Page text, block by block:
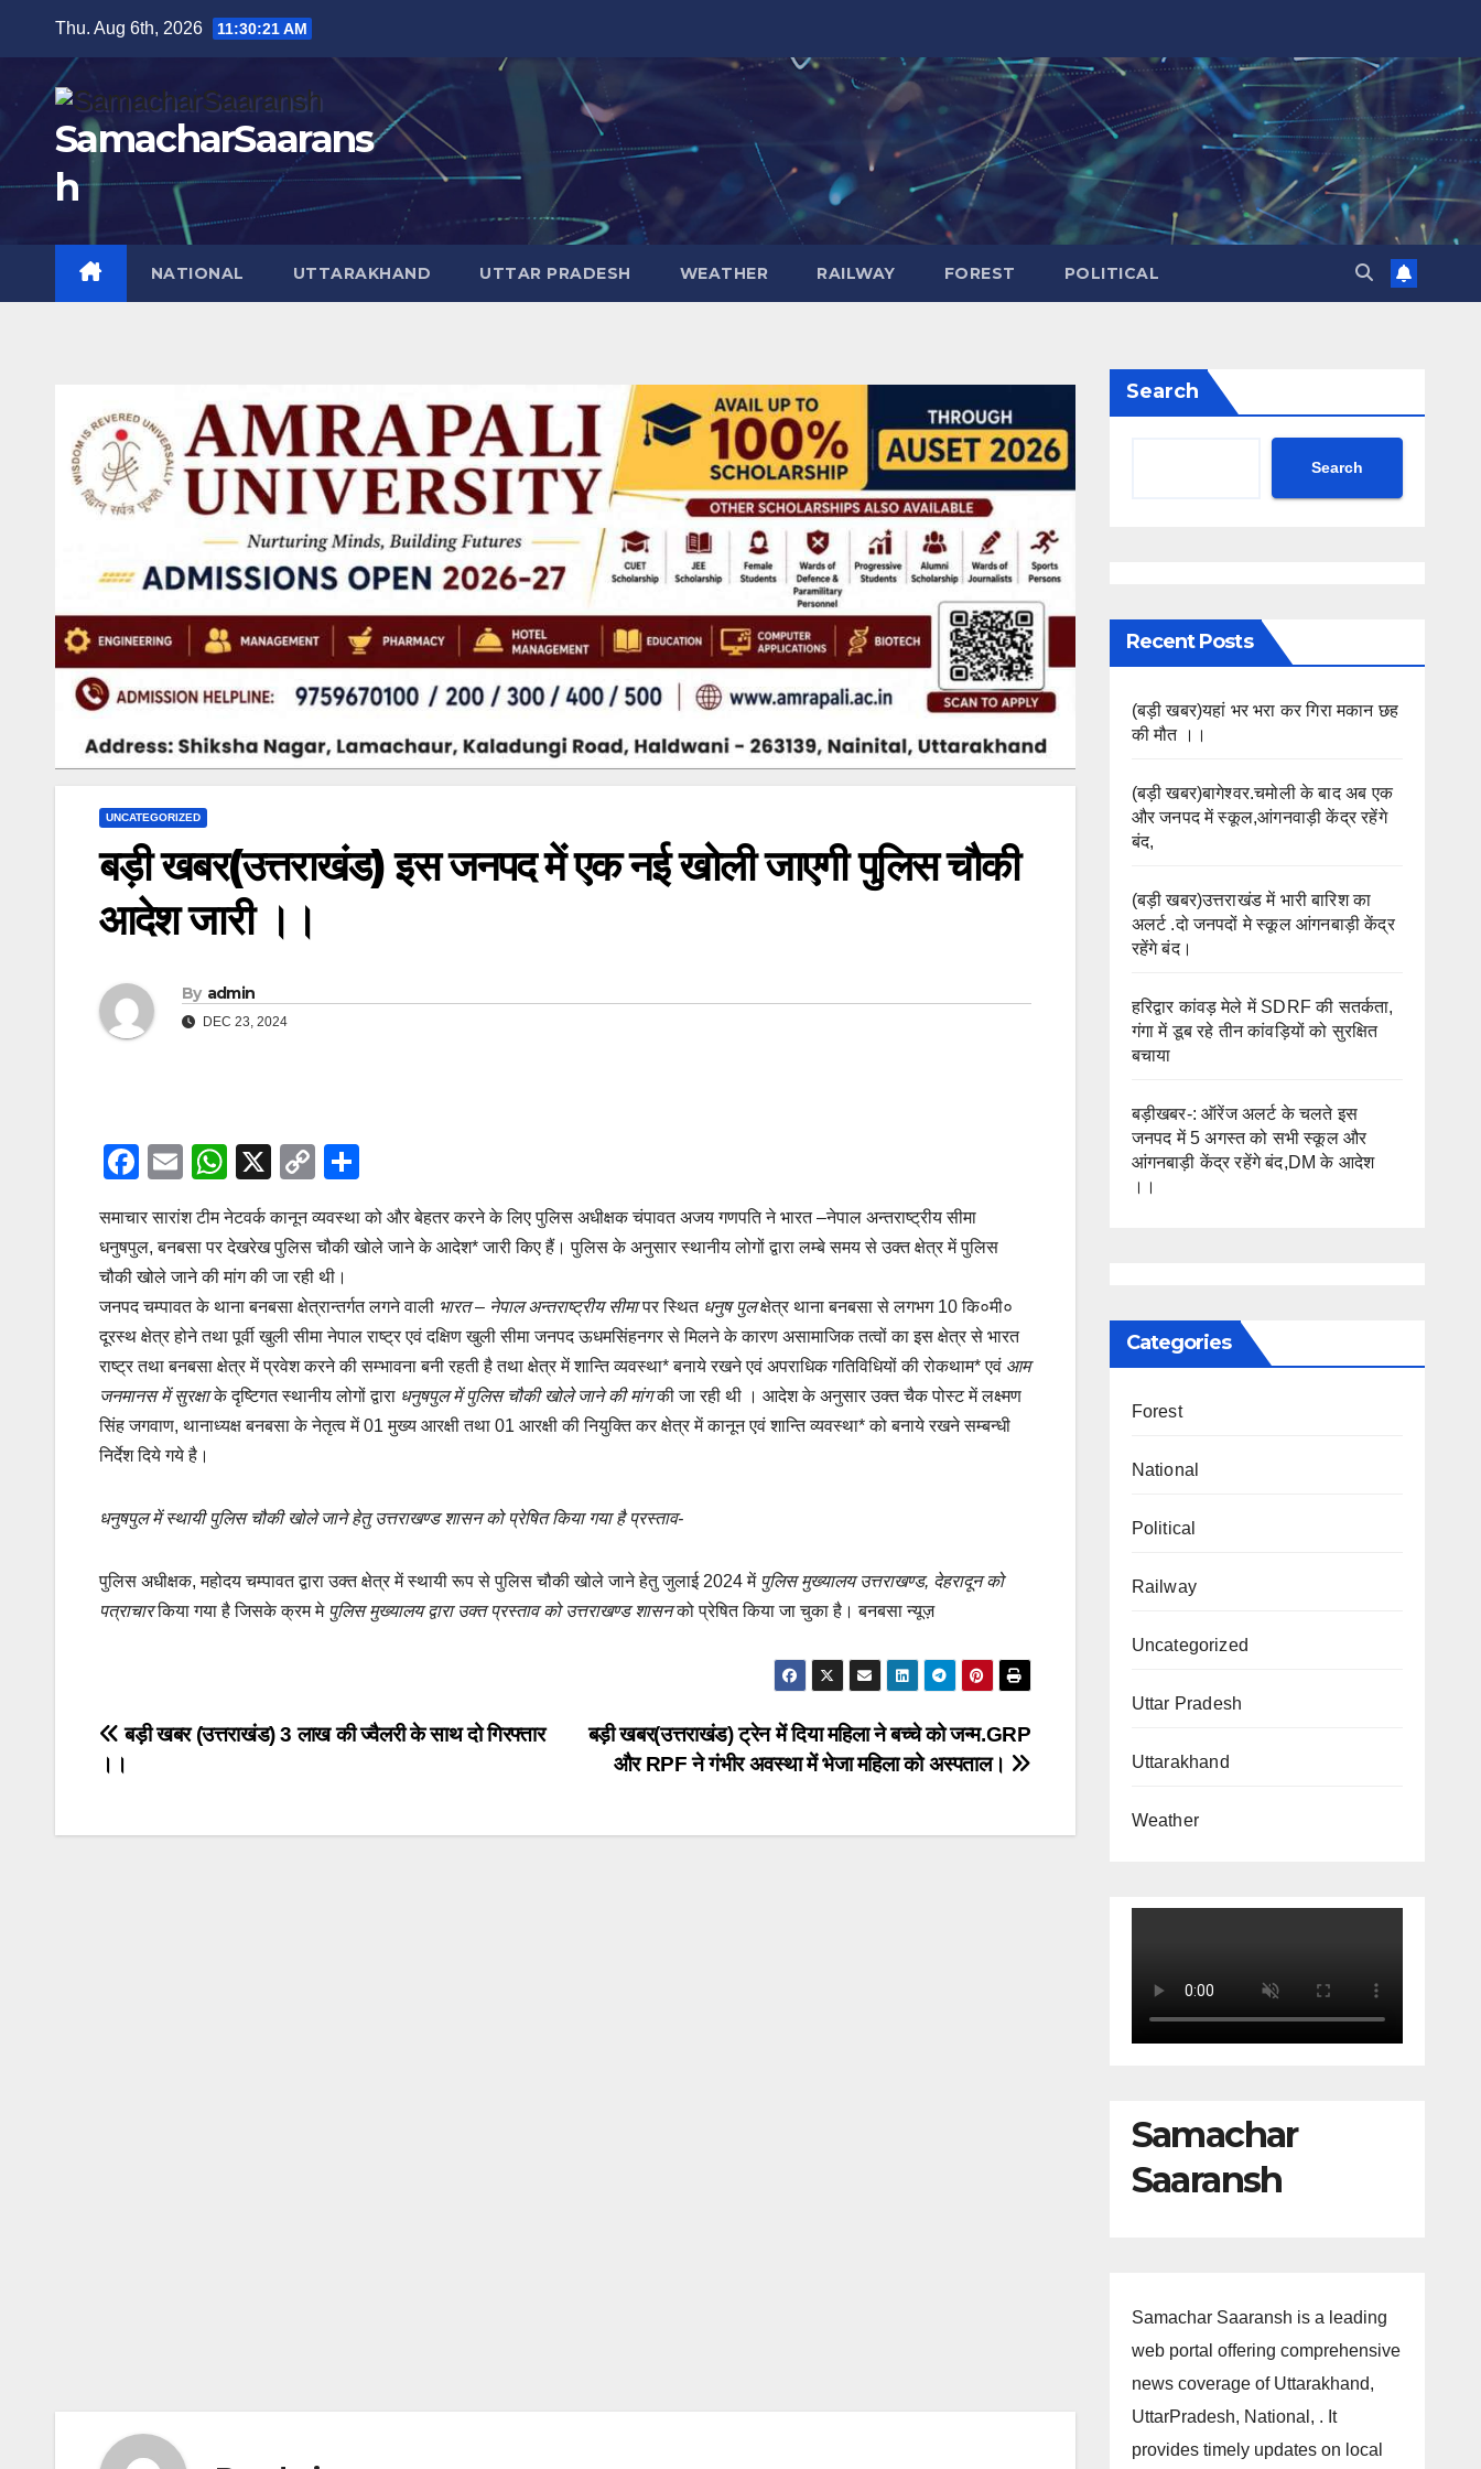
content
Thu. Aug 6th, 2026 11:30:22 AM
SamacharSaarans
h
NATIONAL UTTARAKHAND UTTAR PRADESH WEATHER RAILWAY FOREST POLITICAL
UNCATEGORIZED
बड़ी खबर(उत्तराखंड) इस जनपद में एक नई खोली जाएगी पुलिस चौकी
आदेश जारी ।।
By admin
DEC 23, 2024
F
c
e
b
o
o
k
E
ail
W
h
at
s
A
p
p
X
C
p
y
Li
n
k
h
ar
समाचार सारांश टीम नेटवर्क कानून व्यवस्था को और बेहतर करने के लिए पुलिस अधीक्षक चंपावत अजय गणपति ने भारत –नेपाल अन्तराष्ट्रीय सीमा
धनुषपुल, बनबसा पर देखरेख पुलिस चौकी खोले जाने के आदेश* जारी किए हैं। पुलिस के अनुसार स्थानीय लोगों द्वारा लम्बे समय से उक्त क्षेत्र में पुलिस
चौकी खोले जाने की मांग की जा रही थी।
जनपद चम्पावत के थाना बनबसा क्षेत्रान्तर्गत लगने वाली भारत – नेपाल अन्तराष्ट्रीय सीमापर स्थित धनुष पुलक्षेत्र थाना बनबसा से लगभग 10 कि०मी०
दूरस्थ क्षेत्र होने तथा पूर्वी खुली सीमा नेपाल राष्ट्र एवं दक्षिण खुली सीमा जनपद ऊधमसिंहनगर से मिलने के कारण असामाजिक तत्वों का इस क्षेत्र से भारत
राष्ट्र तथा बनबसा क्षेत्र में प्रवेश करने की सम्भावना बनी रहती है तथा क्षेत्र में शान्ति व्यवस्था* बनाये रखने एवं अपराधिक गतिविधियों की रोकथाम* एवं आम
जनमानस में सुरक्षाके दृष्टिगत स्थानीय लोगों द्वारा धनुषपुल में पुलिस चौकी खोले जाने की मांगकी जा रही थी । आदेश के अनुसार उक्त चैक पोस्ट में लक्ष्मण
सिंह जगवाण, थानाध्यक्ष बनबसा के नेतृत्व में 01 मुख्य आरक्षी तथा 01 आरक्षी की नियुक्ति कर क्षेत्र में कानून एवं शान्ति व्यवस्था* को बनाये रखने सम्बन्धी
निर्देश दिये गये है।
धनुषपुल में स्थायी पुलिस चौकी खोले जाने हेतु उत्तराखण्ड शासन को प्रेषित किया गया है प्रस्ताव-
पुलिस अधीक्षक, महोदय चम्पावत द्वारा उक्त क्षेत्र में स्थायी रूप से पुलिस चौकी खोले जाने हेतु जुलाई 2024 में पुलिस मुख्यालय उत्तराखण्ड, देहरादून को
पत्राचारकिया गया है जिसके क्रम मे पुलिस मुख्यालय द्वारा उक्त प्रस्ताव को उत्तराखण्ड शासनको प्रेषित किया जा चुका है। बनबसा न्यूज़
Post
navigation
बड़ी खबर(उत्तराखंड) ट्रेन में दिया महिला ने बच्चे को जन्म.GRP
और RPF ने गंभीर अवस्था में भेजा महिला को अस्पताल।
बड़ी खबर (उत्तराखंड) 3 लाख की ज्वैलरी के साथ दो गिरफ्तार
।।
Search
Search
Recent Posts
(बड़ी खबर)यहां भर भरा कर गिरा मकान छह
की मौत ।।
(बड़ी खबर)बागेश्वर.चमोली के बाद अब एक
और जनपद में स्कूल,आंगनवाड़ी केंद्र रहेंगे
बंद,
(बड़ी खबर)उत्तराखंड में भारी बारिश का
अलर्ट .दो जनपदों मे स्कूल आंगनबाड़ी केंद्र
रहेंगे बंद।
हरिद्वार कांवड़ मेले में SDRF की सतर्कता,
गंगा में डूब रहे तीन कांवड़ियों को सुरक्षित
बचाया
बड़ीखबर-: ऑरेंज अलर्ट के चलते इस
जनपद में 5 अगस्त को सभी स्कूल और
आंगनबाड़ी केंद्र रहेंगे बंद,DM के आदेश
।।
Categories
Forest
National
Political
Railway
Uncategorized
Uttar Pradesh
Uttarakhand
Weather
Samachar
Saaransh
Samachar Saaransh is a leading
web portal offering comprehensive
news coverage of Uttarakhand,
UttarPradesh, National, . It
provides timely updates on local